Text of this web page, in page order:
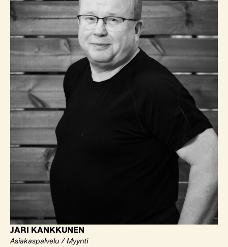
JARI KANKKUNEN
Asiakaspalvelu / Myynti